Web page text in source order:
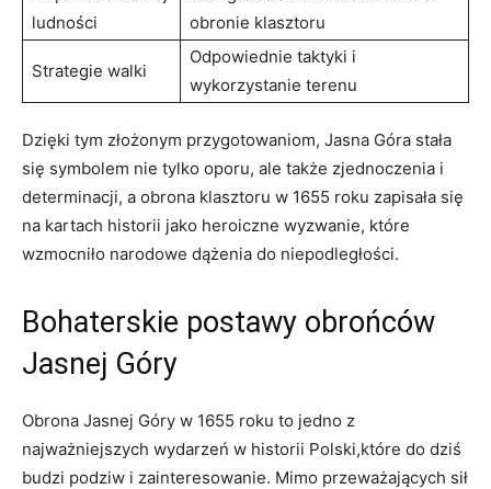
ludności
obronie klasztoru
Strategie walki
Odpowiednie taktyki i
wykorzystanie terenu
Dzięki tym złożonym przygotowaniom, Jasna Góra stała
się symbolem nie tylko oporu, ale także zjednoczenia​ i
determinacji, a obrona klasztoru w 1655 roku zapisała się
na kartach historii jako heroiczne wyzwanie, które
wzmocniło narodowe dążenia do niepodległości.
Bohaterskie​ postawy obrońców
Jasnej Góry
Obrona ‌Jasnej Góry w 1655 ⁣roku to jedno z‌
najważniejszych wydarzeń w historii Polski,które ⁣do dziś
budzi⁤ podziw i zainteresowanie. Mimo przeważających sił